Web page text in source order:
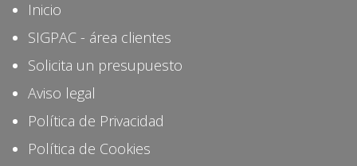
Inicio
SIGPAC - área clientes
Solicita un presupuesto
Aviso legal
Política de Privacidad
Política de Cookies